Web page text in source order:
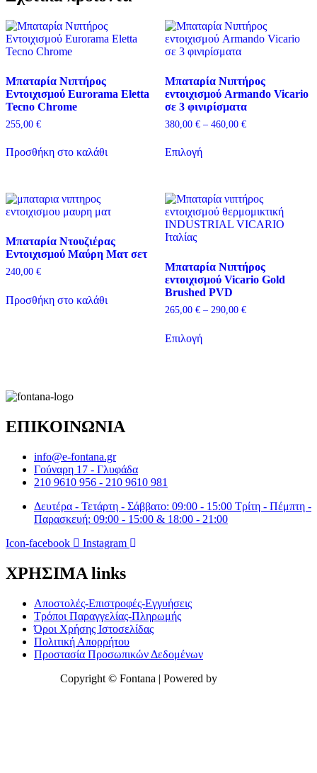
Μπαταρία Νιπτήρος
Εντοιχισμού Eurorama Eletta
Tecno Chrome
255,00 €
Προσθήκη στο καλάθι
Μπαταρία Nιπτήρος
εντοιχισμού Armando Vicario
σε 3 φινιρίσματα
380,00 € – 460,00 €Price
Επιλογήτο
πολλαπλές
παραλλαγές.
Οι
επιλογές
επιλεγούν
στη
σελίδα
του
προϊόντος
Μπαταρία Ντουζιέρας
Εντοιχισμού Μαύρη Ματ σετ
240,00 €
Προσθήκη στο καλάθι
Μπαταρία Nιπτήρος
εντοιχισμού Vicario Gold
Brushed PVD
265,00 € – 290,00 €Price
Επιλογήτο
προϊόντος
ΕΠΙΚΟΙΝΩΝΙΑ
info@e-fontana.gr
Γούναρη 17 - Γλυφάδα
210 9610 956 - 210 9610 981
Δευτέρα - Τετάρτη - Σάββατο: 09:00 - 15:00 Τρίτη - Πέμπτη -
Παρασκευή: 09:00 - 15:00 & 18:00 - 21:00
Icon-facebook
Instagram
ΧΡΗΣΙΜΑ links
Αποστολές-Επιστροφές-Εγγυήσεις
Τρόποι Παραγγελίας-Πληρωμής
Όροι Χρήσης Ιστοσελίδας
Πολιτική Απορρήτου
Προστασία Προσωπικών Δεδομένων
Copyright © Fontana | Powered by